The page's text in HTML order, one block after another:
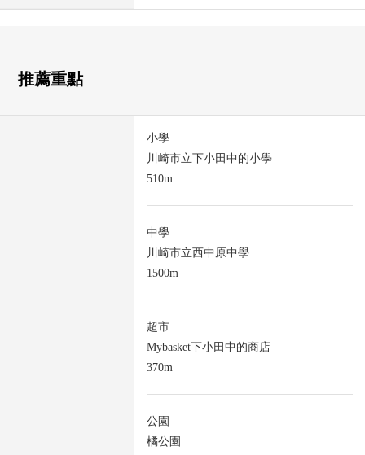
推薦重點
小學
川崎市立下小田中的小學
510m
中學
川崎市立西中原中學
1500m
超市
Mybasket下小田中的商店
370m
公園
橘公園